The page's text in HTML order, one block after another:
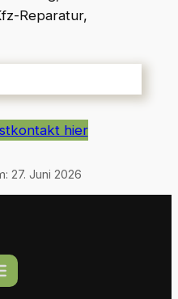
Reparatur,
hier
27. Juni 2026